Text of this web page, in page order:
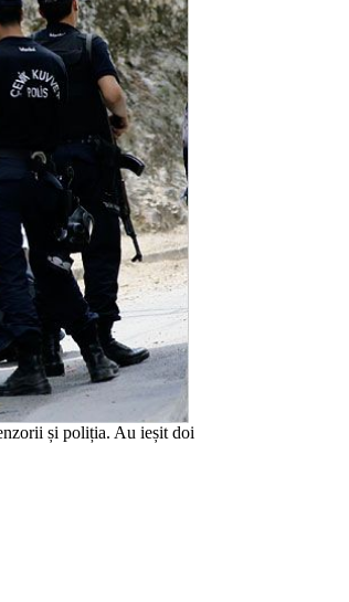
și poliția. Au ieșit doi